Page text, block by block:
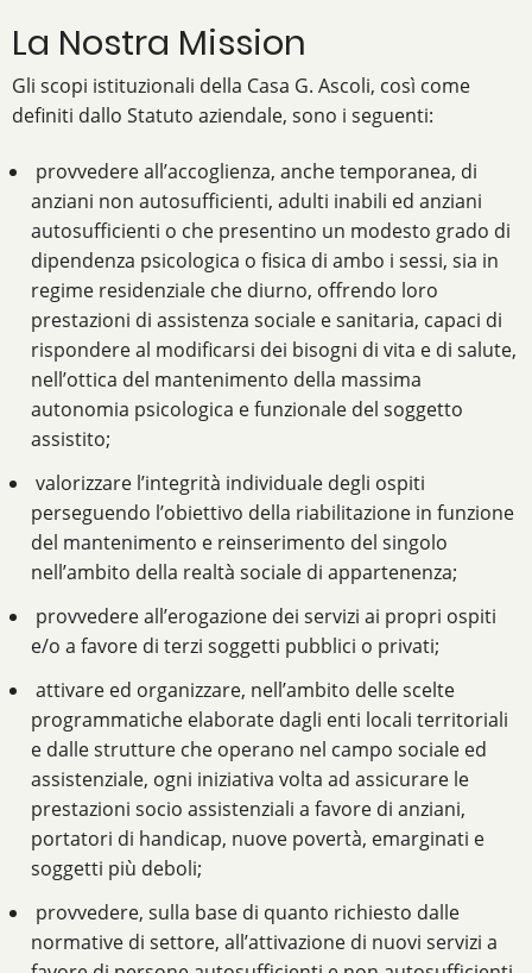
La Nostra Mission
Gli scopi istituzionali della Casa G. Ascoli, così come
definiti dallo Statuto aziendale, sono i seguenti:
provvedere all’accoglienza, anche temporanea, di
anziani non autosufficienti, adulti inabili ed anziani
autosufficienti o che presentino un modesto grado di
dipendenza psicologica o fisica di ambo i sessi, sia in
regime residenziale che diurno, offrendo loro
prestazioni di assistenza sociale e sanitaria, capaci di
rispondere al modificarsi dei bisogni di vita e di salute,
nell’ottica del mantenimento della massima
autonomia psicologica e funzionale del soggetto
assistito;
valorizzare l’integrità individuale degli ospiti
perseguendo l’obiettivo della riabilitazione in funzione
del mantenimento e reinserimento del singolo
nell’ambito della realtà sociale di appartenenza;
provvedere all’erogazione dei servizi ai propri ospiti
e/o a favore di terzi soggetti pubblici o privati;
attivare ed organizzare, nell’ambito delle scelte
programmatiche elaborate dagli enti locali territoriali
e dalle strutture che operano nel campo sociale ed
assistenziale, ogni iniziativa volta ad assicurare le
prestazioni socio assistenziali a favore di anziani,
portatori di handicap, nuove povertà, emarginati e
soggetti più deboli;
provvedere, sulla base di quanto richiesto dalle
normative di settore, all’attivazione di nuovi servizi a